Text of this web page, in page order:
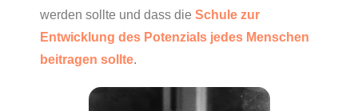
werden sollte und dass die Schule zur
Entwicklung des Potenzials jedes Menschen
beitragen sollte.